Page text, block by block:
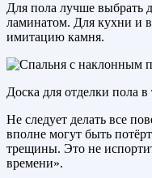
Для пола лучше выбрать
ламинатом. Для кухни и
имитацию камня.
Доска для отделки пола
Не следует делать все
вполне могут быть
трещины. Это не
времени».